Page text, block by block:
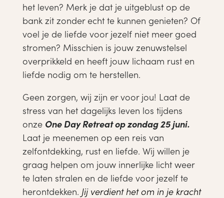
het leven? Merk je dat je uitgeblust op de
bank zit zonder echt te kunnen genieten? Of
voel je de liefde voor jezelf niet meer goed
stromen? Misschien is jouw zenuwstelsel
overprikkeld en heeft jouw lichaam rust en
liefde nodig om te herstellen.
Geen zorgen, wij zijn er voor jou! Laat de
stress van het dagelijks leven los tijdens
onze One Day Retreat op zondag 25 juni.
Laat je meenemen op een reis van
zelfontdekking, rust en liefde. Wij willen je
graag helpen om jouw innerlijke licht weer
te laten stralen en de liefde voor jezelf te
herontdekken. Jij verdient het om in je kracht